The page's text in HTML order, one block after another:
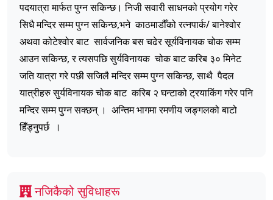
पदयात्रा मार्फत पुग्न सकिन्छ। निजी सवारी साधनको प्रयोग गरेर
सिधै मन्दिर सम्म पुग्न सकिन्छ,भने काठमाडौँको रत्नपार्क/ बानेश्वोर
अथवा कोटेश्वोर बाट सार्वजनिक बस चढेर सूर्यविनायक चोक सम्म
आउन सकिन्छ, र त्यसपछि सुर्यविनायक चोक बाट करिब ३० मिनेट
जति यात्रा गरे पछी सजिलै मन्दिर सम्म पुग्न सकिन्छ, साथै पैदल
यात्रीहरु सुर्यविनायक चोक बाट करिब २ घन्टाको ट्रयाकिंग गरेर पनि
मन्दिर सम्म पुग्न सक्छन् । अन्तिम भागमा रमणीय जङ्गलको बाटो
हिँड्नुपर्छ ।
नजिकैको सुविधाहरू